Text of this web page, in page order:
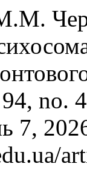
94, no.
7,